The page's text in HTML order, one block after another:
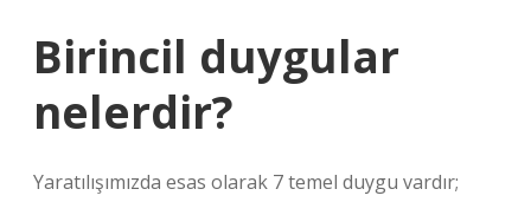
Birincil duygular
nelerdir?
Yaratılışımızda esas olarak 7 temel duygu vardır;